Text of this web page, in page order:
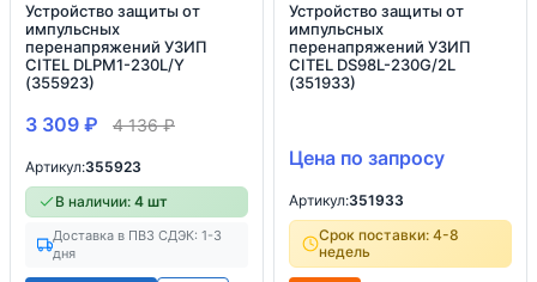
Устройство защиты от
импульсных
перенапряжений УЗИП
CITEL DLPM1-230L/Y
(355923)
3 309 ₽ 4 136₽
Артикул:355923
В наличии: 4 шт
Доставка в ПВЗ СДЭК: 1-3
дня
Устройство защиты от
импульсных
перенапряжений УЗИП
CITEL DS98L-230G/2L
(351933)
Цена по запросу
Артикул:351933
Срок поставки: 4-8
недель